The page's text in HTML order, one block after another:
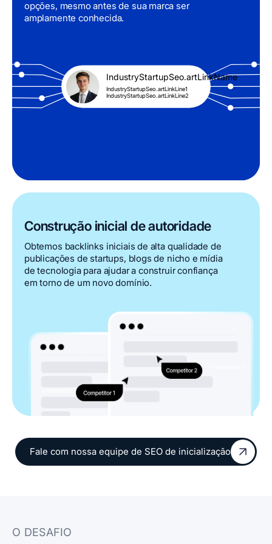
opções, mesmo antes de sua marca ser
amplamente conhecida.
IndustryStartupSeo.artLinkName
IndustryStartupSeo.artLinkLine1
IndustryStartupSeo.artLinkLine2
Construção inicial de autoridade
Obtemos backlinks iniciais de alta qualidade de
publicações de startups, blogs de nicho e mídia
de tecnologia para ajudar a construir confiança
em torno de um novo domínio.
Fale com nossa equipe de SEO de inicialização
Fale com nossa equipe de SEO de inicialização
O DESAFIO